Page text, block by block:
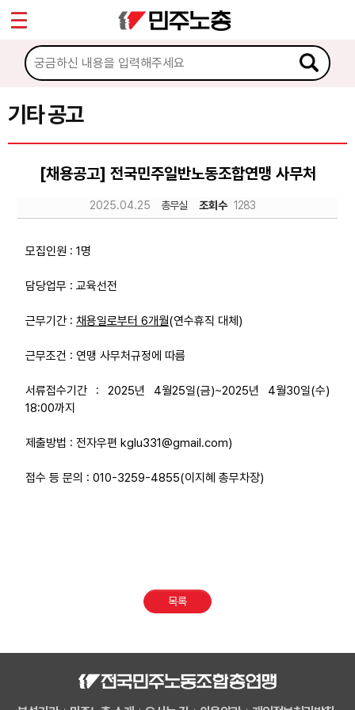
기타 공고
[채용공고] 전국민주일반노동조합연맹 사무처
2025.04.25 총무실 조회수 1283
모집인원 : 1명
담당업무 : 교육선전
근무기간 : 채용일로부터 6개월(연수휴직 대체)
근무조건 : 연맹 사무처규정에 따름
서류접수기간 : 2025년 4월25일(금)~2025년 4월30일(수)
18:00까지
제출방법 : 전자우편 kglu331@gmail.com)
접수 등 문의 : 010-3259-4855(이지혜 총무차장)
목록
마이페이지
소개
소식
공지사항
성명·보도
노동상담
업무
Sketchbook5, 스케치북5
Sketchbook5, 스케치북5